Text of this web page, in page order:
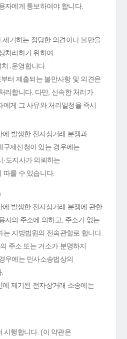
자에게 통보하여야 합니다.
기하는 정당한 의견이나 불만을
처리하기 위하여
․운영합니다.
터 제출되는 불만사항 및 의견은
리합니다. 다만, 신속한 처리가
에게 그 사유와 처리일정을 즉시
발생한 전자상거래 분쟁과
구제신청이 있는 경우에는
·도지사가 의뢰하는
따를 수 있습니다.
발생한 전자상거래 분쟁에 관한
자의 주소에 의하고, 주소가 없는
는 지방법원의 전속관할로 합니다.
주소 또는 거소가 분명하지
우에는 민사소송법상의
제기된 전자상거래 소송에는
시행합니다. (이 약관은